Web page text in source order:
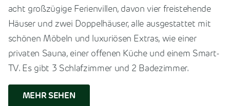
acht großzügige Ferienvillen, davon vier freistehende
Häuser und zwei Doppelhäuser, alle ausgestattet mit
schönen Möbeln und luxuriösen Extras, wie einer
privaten Sauna, einer offenen Küche und einem Smart-
TV. Es gibt 3 Schlafzimmer und 2 Badezimmer.
MEHR SEHEN